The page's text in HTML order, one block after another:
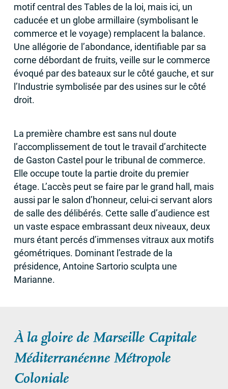
motif central des Tables de la loi, mais ici, un
caducée et un globe armillaire (symbolisant le
commerce et le voyage) remplacent la balance.
Une allégorie de l’abondance, identifiable par sa
corne débordant de fruits, veille sur le commerce
évoqué par des bateaux sur le côté gauche, et sur
l’Industrie symbolisée par des usines sur le côté
droit.
La première chambre est sans nul doute
l’accomplissement de tout le travail d’architecte
de Gaston Castel pour le tribunal de commerce.
Elle occupe toute la partie droite du premier
étage. L’accès peut se faire par le grand hall, mais
aussi par le salon d’honneur, celui-ci servant alors
de salle des délibérés. Cette salle d’audience est
un vaste espace embrassant deux niveaux, deux
murs étant percés d’immenses vitraux aux motifs
géométriques. Dominant l’estrade de la
présidence, Antoine Sartorio sculpta une
Marianne.
À la gloire de Marseille Capitale
Méditerranéenne Métropole
Coloniale